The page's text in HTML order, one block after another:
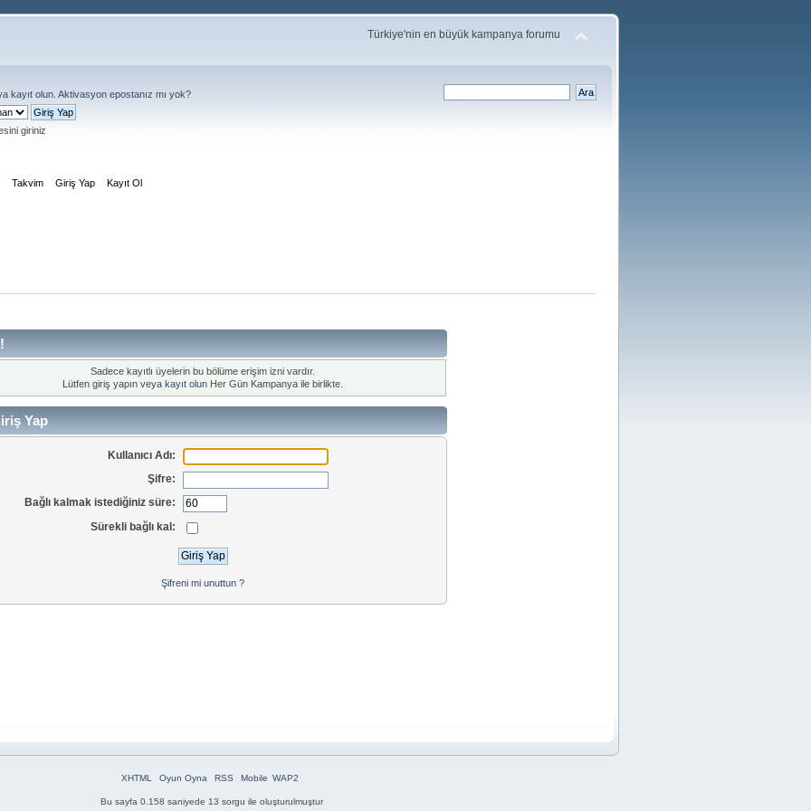
Türkiye'nin en büyük kampanya forumu
kayıt olun Aktivasyon epostanız mı yok?
giriniz
Takvim Giriş Yap Kayıt Ol
Sadece kayıtlı üyelerin bu bölüme erişim izni vardır.
Lütfen giriş yapın veya kayıt olun Her Gün Kampanya ile birlikte.
Yap
Kullanıcı Adı:
Şifre:
Bağlı kalmak istediğiniz süre:
Sürekli bağlı kal:
Şifreni mi unuttun ?
XHTML Oyun Oyna RSS Mobile WAP2
Bu sayfa 0.158 saniyede 13 sorgu ile oluşturulmuştur